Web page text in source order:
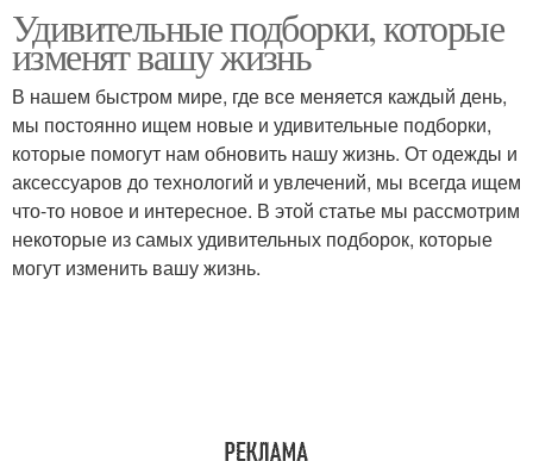
Удивительные подборки, которые
изменят вашу жизнь
В нашем быстром мире, где все меняется каждый день,
мы постоянно ищем новые и удивительные подборки,
которые помогут нам обновить нашу жизнь. От одежды и
аксессуаров до технологий и увлечений, мы всегда ищем
что-то новое и интересное. В этой статье мы рассмотрим
некоторые из самых удивительных подборок, которые
могут изменить вашу жизнь.